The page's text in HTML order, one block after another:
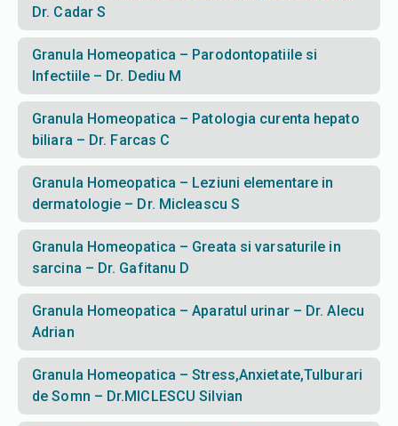
Dr. Cadar S
Granula Homeopatica – Parodontopatiile si
Infectiile – Dr. Dediu M
Granula Homeopatica – Patologia curenta hepato
biliara – Dr. Farcas C
Granula Homeopatica – Leziuni elementare in
dermatologie – Dr. Micleascu S
Granula Homeopatica – Greata si varsaturile in
sarcina – Dr. Gafitanu D
Granula Homeopatica – Aparatul urinar – Dr. Alecu
Adrian
Granula Homeopatica – Stress,Anxietate,Tulburari
de Somn – Dr.MICLESCU Silvian